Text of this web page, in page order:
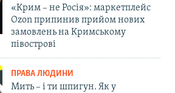
«Крим – не Росія»: маркетплейс
Ozon припинив прийом нових
замовлень на Кримському
півострові
ПРАВА ЛЮДИНИ
Мить – і ти шпигун. Як у